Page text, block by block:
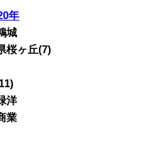
年
城
桜ヶ丘(7)
洋
業